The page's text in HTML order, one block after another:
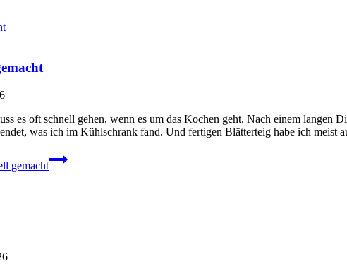
es oft schnell gehen, wenn es um das Kochen geht. Nach einem langen
was ich im Kühlschrank fand. Und fertigen Blätterteig habe ich meist
gemacht